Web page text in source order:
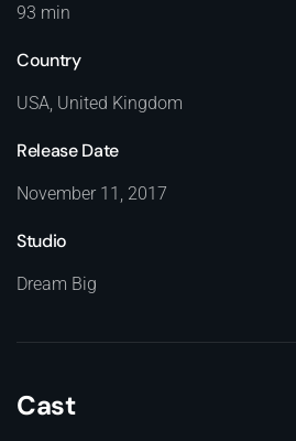
93 min
Country
USA, United Kingdom
Release Date
November 11, 2017
Studio
Dream Big
Cast